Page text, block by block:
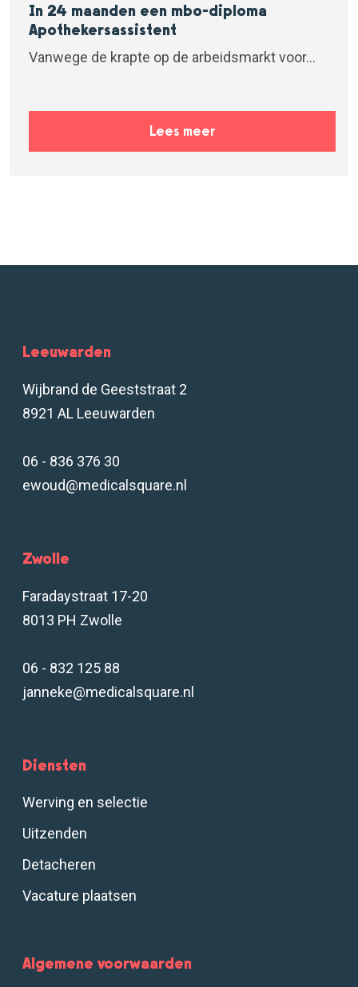
In 24 maanden een mbo-diploma
Apothekersassistent
Vanwege de krapte op de arbeidsmarkt voor...
Lees meer
Leeuwarden
Wijbrand de Geeststraat 2
8921 AL Leeuwarden
06 - 836 376 30
ewoud@medicalsquare.nl
Zwolle
Faradaystraat 17-20
8013 PH Zwolle
06 - 832 125 88
janneke@medicalsquare.nl
Diensten
Werving en selectie
Uitzenden
Detacheren
Vacature plaatsen
Algemene voorwaarden